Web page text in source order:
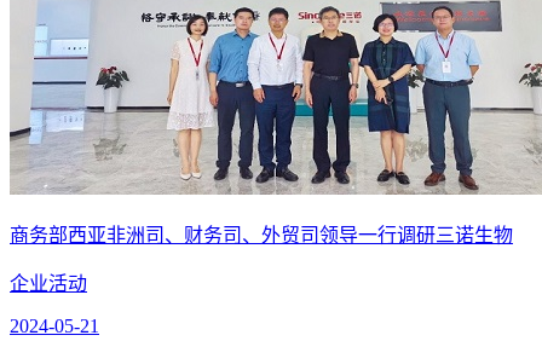
商务部西亚非洲司、财务司、外贸司领导一行调研三诺生物
企业活动
2024-05-21